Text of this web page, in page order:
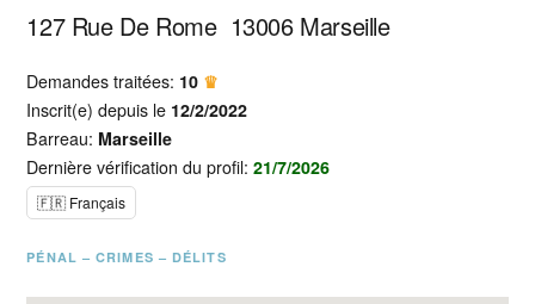
127 Rue De Rome 13006 Marseille
Demandes traitées: 10 ♛
Inscrit(e) depuis le 12/2/2022
Barreau: Marseille
Dernière vérification du profil:21/7/2026
🇫🇷 Français
PÉNAL – CRIMES – DÉLITS